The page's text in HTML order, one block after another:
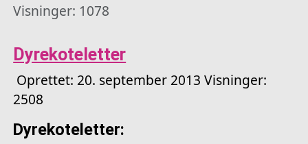
Visninger: 1078
Dyrekoteletter
Oprettet: 20. september 2013 Visninger:
2508
Dyrekoteletter: